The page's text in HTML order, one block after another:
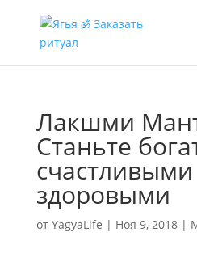
Лакшми
Станьте
здоровыми
от YagyaLife | Ноя 9, 2018|